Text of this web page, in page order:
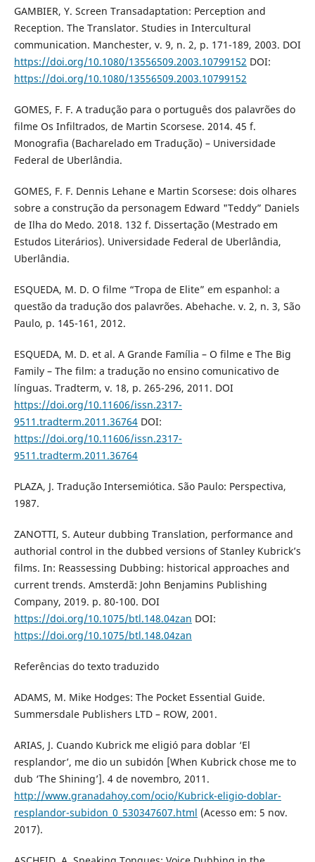
GAMBIER, Y. Screen Transadaptation: Perception and
Reception. The Translator. Studies in Intercultural
communication. Manchester, v. 9, n. 2, p. 171-189, 2003. DOI
https://doi.org/10.1080/13556509.2003.10799152 DOI:
https://doi.org/10.1080/13556509.2003.10799152
GOMES, F. F. A tradução para o português dos palavrões do
filme Os Infiltrados, de Martin Scorsese. 2014. 45 f.
Monografia (Bacharelado em Tradução) – Universidade
Federal de Uberlândia.
GOMES, F. F. Dennis Lehane e Martin Scorsese: dois olhares
sobre a construção da personagem Edward "Teddy” Daniels
de Ilha do Medo. 2018. 132 f. Dissertação (Mestrado em
Estudos Literários). Universidade Federal de Uberlândia,
Uberlândia.
ESQUEDA, M. D. O filme “Tropa de Elite” em espanhol: a
questão da tradução dos palavrões. Abehache. v. 2, n. 3, São
Paulo, p. 145-161, 2012.
ESQUEDA, M. D. et al. A Grande Família – O filme e The Big
Family – The film: a tradução no ensino comunicativo de
línguas. Tradterm, v. 18, p. 265-296, 2011. DOI
https://doi.org/10.11606/issn.2317-
9511.tradterm.2011.36764DOI:
https://doi.org/10.11606/issn.2317-
9511.tradterm.2011.36764
PLAZA, J. Tradução Intersemiótica. São Paulo: Perspectiva,
1987.
ZANOTTI, S. Auteur dubbing Translation, performance and
authorial control in the dubbed versions of Stanley Kubrick’s
films. In: Reassessing Dubbing: historical approaches and
current trends. Amsterdã: John Benjamins Publishing
Company, 2019. p. 80-100. DOI
https://doi.org/10.1075/btl.148.04zan DOI:
https://doi.org/10.1075/btl.148.04zan
Referências do texto traduzido
ADAMS, M. Mike Hodges: The Pocket Essential Guide.
Summersdale Publishers LTD – ROW, 2001.
ARIAS, J. Cuando Kubrick me eligió para doblar ‘El
resplandor’, me dio un subidón [When Kubrick chose me to
dub ‘The Shining’]. 4 de novembro, 2011.
http://www.granadahoy.com/ocio/Kubrick-eligio-doblar-
resplandor-subidon_0_530347607.html (Acesso em: 5 nov.
2017).